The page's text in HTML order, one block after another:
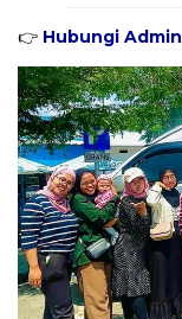
👉 Hubungi